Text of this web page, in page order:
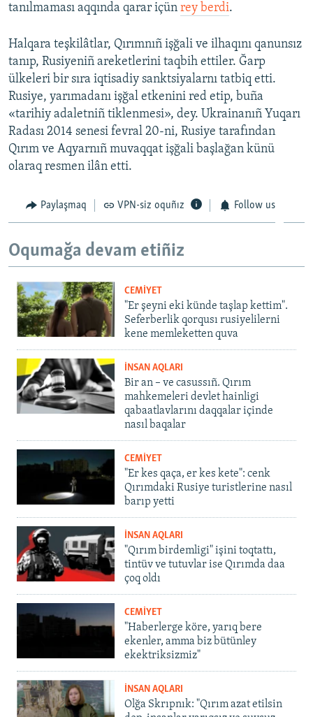
tanılmaması aqqında qarar içün rey berdi.
Halqara teşkilâtlar, Qırımnıñ işğali ve ilhaqını qanunsız
tanıp, Rusiyeniñ areketlerini taqbih ettiler. Ğarp
ülkeleri bir sıra iqtisadiy sanktsiyalarnı tatbiq etti.
Rusiye, yarımadanı işğal etkenini red etip, buña
«tarihiy adaletniñ tiklenmesi», dey. Ukrainanıñ Yuqarı
Radası 2014 senesi fevral 20-ni, Rusiye tarafından
Qırım ve Aqyarnıñ muvaqqat işğali başlağan künü
olaraq resmen ilân etti.
Paylaşmaq VPN-siz oquñız Follow us
Oqumağa devam etiñiz
CEMİYET
"Er şeyni eki künde taşlap kettim".
Seferberlik qorqusı rusiyelilerni
kene memleketten quva
İNSAN AQLARI
Bir an – ve casussıñ. Qırım
mahkemeleri devlet hainligi
qabaatlavlarını daqqalar içinde
nasıl baqalar
CEMİYET
"Er kes qaça, er kes kete": cenk
Qırımdaki Rusiye turistlerine nasıl
barıp yetti
İNSAN AQLARI
"Qırım birdemligi" işini toqtattı,
tintüv ve tutuvlar ise Qırımda daa
çoq oldı
CEMİYET
"Haberlerge köre, yarıq bere
ekenler, amma biz bütünley
ekektriksizmiz"
İNSAN AQLARI
Olğa Skrıpnık: "Qırım azat etilsin